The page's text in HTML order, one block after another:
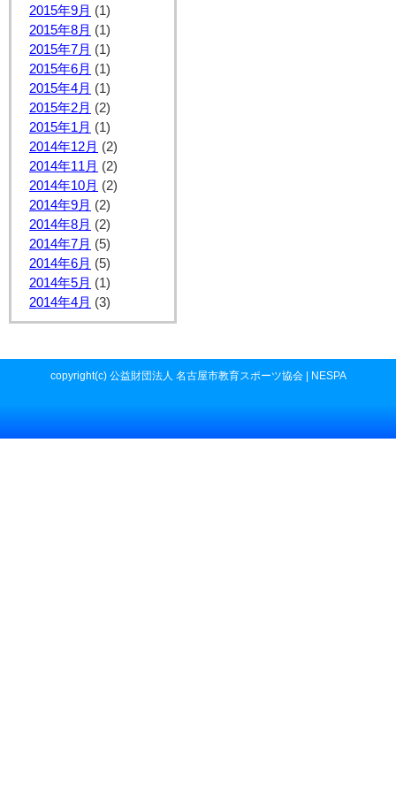
2015年9月 (1)
2015年8月 (1)
2015年7月 (1)
2015年6月 (1)
2015年4月 (1)
2015年2月 (2)
2015年1月 (1)
2014年12月 (2)
2014年11月 (2)
2014年10月 (2)
2014年9月 (2)
2014年8月 (2)
2014年7月 (5)
2014年6月 (5)
2014年5月 (1)
2014年4月 (3)
copyright(c) 公益財団法人 名古屋市教育スポーツ協会 | NESPA